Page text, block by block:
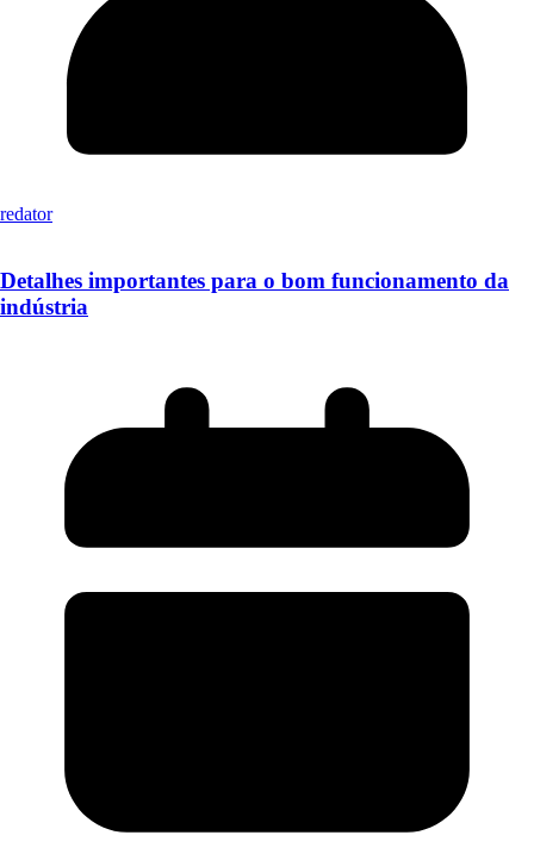
redator
Detalhes importantes para o bom funcionamento da
indústria